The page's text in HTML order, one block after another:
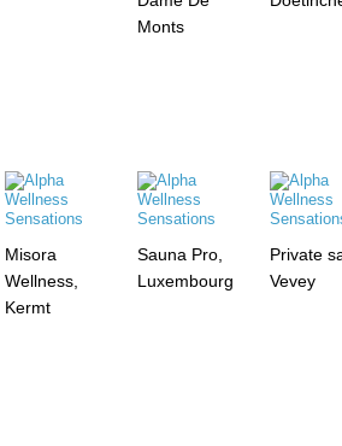
Monts
Misora
Wellness,
Kermt
Sauna Pro,
Luxembourg
Private
Vevey